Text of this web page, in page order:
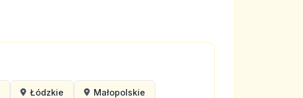
Łódzkie Małopolskie